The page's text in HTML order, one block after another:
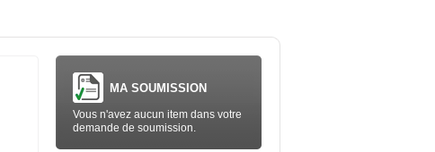
MA SOUMISSION
Vous n'avez aucun item dans votre
demande de soumission.